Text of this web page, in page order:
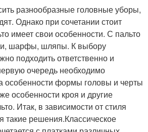
разнообразные головные уборы,
Однако при сочетании стоит
имеет свои особенности. С пальто
шарфы, шляпы. К выбору
подходить ответственно и
очередь необходимо
особенности формы головы и черты
особенности кроя и другие
Итак, в зависимости от стиля
такие решения.Классическое